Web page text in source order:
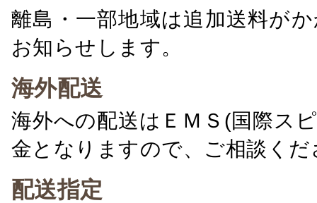
離島・一部地域は追加送料が
お知らせします。
海外配送
海外への配送はＥＭＳ(国際ス
金となりますので、ご相談くだ
配送指定